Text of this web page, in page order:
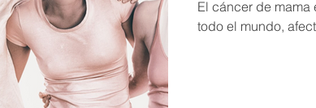
El cáncer de
todo el mundo,